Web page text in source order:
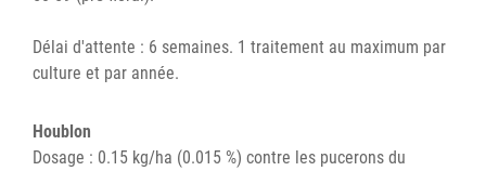
Délai d'attente : 6 semaines. 1 traitement au maximum par
culture et par année.
Houblon
Dosage : 0.15 kg/ha (0.015 %) contre les pucerons du